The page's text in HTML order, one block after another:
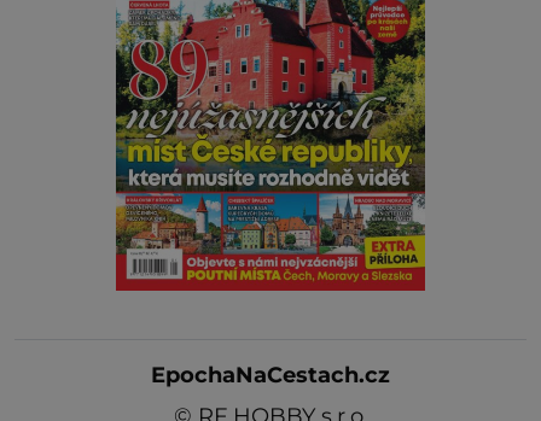
EpochaNaCestach.cz
© RF HOBBY s.r.o.